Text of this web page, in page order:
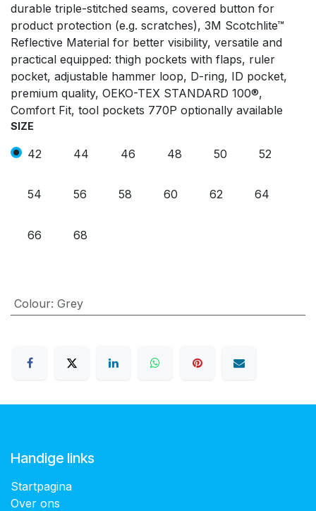
durable triple-stitched seams, covered button for
product protection (e.g. scratches), 3M Scotchlite™
Reflective Material for better visibility, versatile and
practical equipped: thigh pockets with flaps, ruler
pocket, adjustable hammer loop, D-ring, ID pocket,
premium quality, OEKO-TEX STANDARD 100®,
Comfort Fit, tool pockets 770P optionally available
SIZE
42 44 46 48 50 52
54 56 58 60 62 64
66 68
Colour: Grey
Handige links
Startpagina
Over ons